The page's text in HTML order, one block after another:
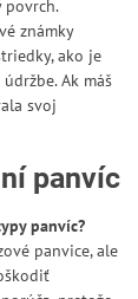
známky
ako je
Ak máš
svoj
panvíc
panvíc?
panvice, ale